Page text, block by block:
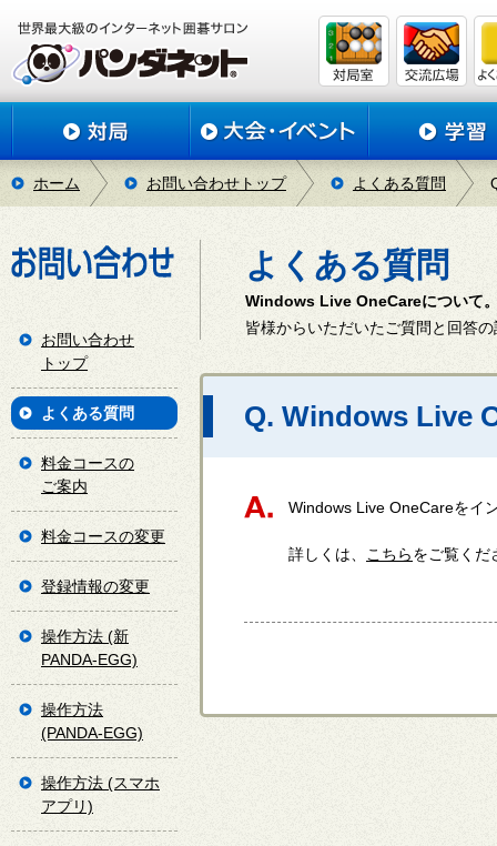
ホーム お問い合わせトップ よくある質問
よくある質問
Windows Live OneCareについて
皆様からいただいたご質問と回答
Q. Windows Live
Windows Live OneCareをイ
詳しくは、 こちらをご覧くだ
お問い合わせ
トップ
よくある質問
料金コースの
ご案内
料金コースの変更
登録情報の変更
操作方法 (新
PANDA-EGG)
操作方法
(PANDA-EGG)
操作方法 (スマホ
アプリ)